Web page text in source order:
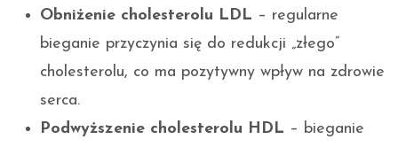
Obniżenie cholesterolu LDL – regularne
bieganie przyczynia się do redukcji „złego”
cholesterolu, co ma pozytywny wpływ na zdrowie
serca.
Podwyższenie cholesterolu HDL – bieganie